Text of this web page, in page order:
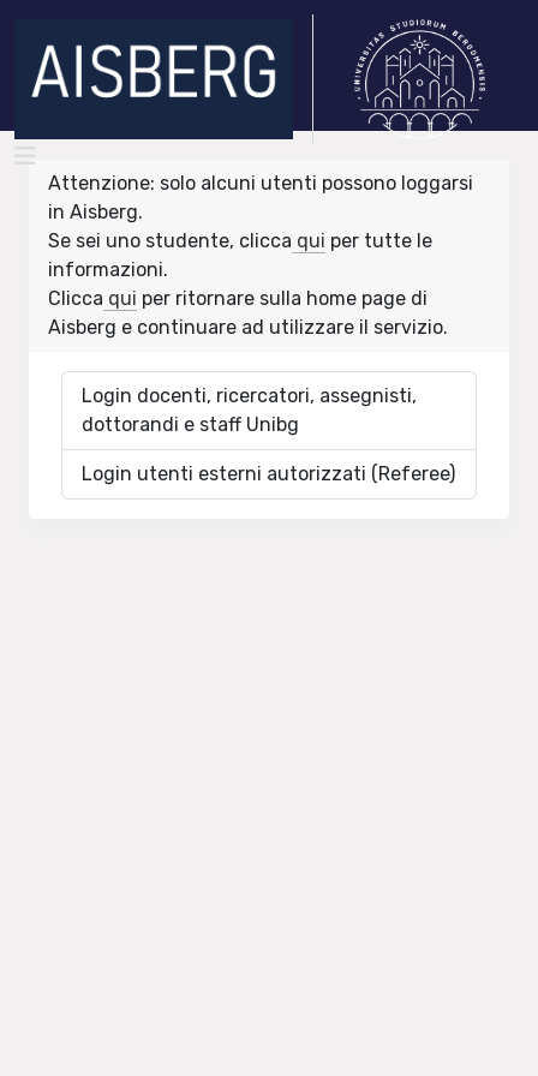
Attenzione: solo alcuni utenti possono loggarsi
in Aisberg.
Se sei uno studente, clicca qui per tutte le
informazioni.
Clicca qui per ritornare sulla home page di
Aisberg e continuare ad utilizzare il servizio.
Login docenti, ricercatori, assegnisti,
dottorandi e staff Unibg
Login utenti esterni autorizzati (Referee)